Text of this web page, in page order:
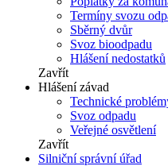
Termíny svozu
Sběrný dvůr
Svoz bioodpadu
Hlášení nedostatků
Zavřít
Hlášení závad
Technické
Svoz odpadu
Veřejné osvětlení
Zavřít
Silniční správní úřad